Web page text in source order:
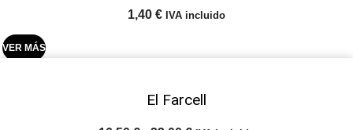
1,40 € IVA incluido
VER MÁS
El Farcell